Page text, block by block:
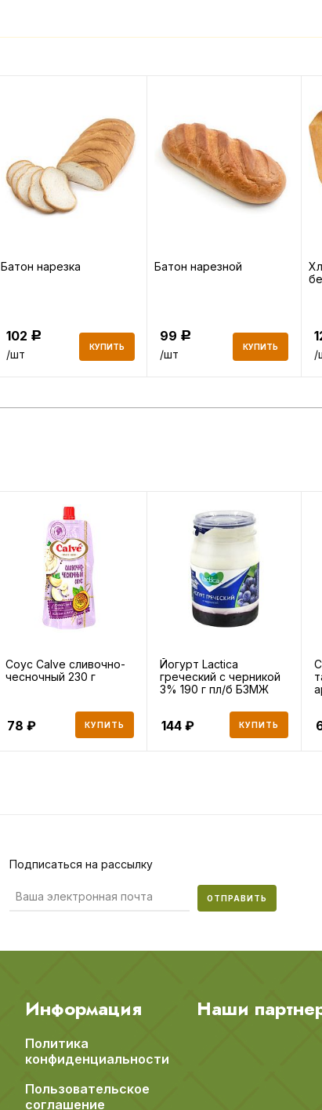
Батон нарезка
102 Р
/шт
КУПИТЬ
Батон нарезной
99 Р
/шт
КУПИТЬ
/
Соус Calve сливочно-
чесночный 230 г
78 КУПИТЬ
Йогурт Lactica
греческий с черникой
3% 190 г пл/б БЗМЖ
144 КУПИТЬ
Подписаться на рассылку
ОТПРАВИТЬ
Информация
Политика
конфиденциальности
Пользовательское
соглашение
Наши